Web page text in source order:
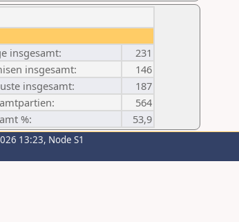
insgesamt:
231
insgesamt:
146
insgesamt:
187
564
%: 53,9
13:23, Node S1